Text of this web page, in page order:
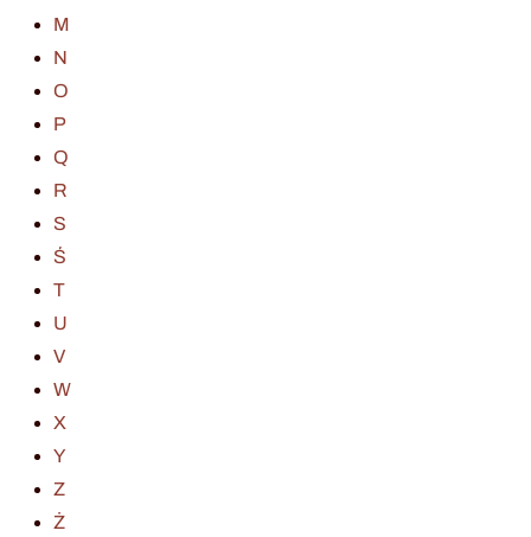
M
N
O
P
Q
R
S
Ś
T
U
V
W
X
Y
Z
Ż